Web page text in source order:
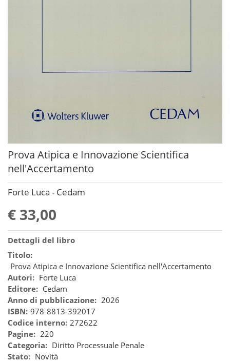
Prova Atipica e Innovazione Scientifica
nell'Accertamento
Forte Luca - Cedam
€ 33,00
Dettagli del libro
Titolo:
Prova Atipica e Innovazione Scientifica nell'Accertamento
Autori: Forte Luca
Editore: Cedam
Anno di pubblicazione: 2026
ISBN: 978-8813-392017
Codice interno: 272622
Pagine: 220
Categoria: Diritto Processuale Penale
Stato: Novità